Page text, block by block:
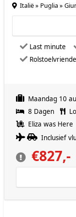
Italië » Puglia »
Last minute
Maandag 10
8 Dagen
Eliza was Here
Inclusief
€827,-